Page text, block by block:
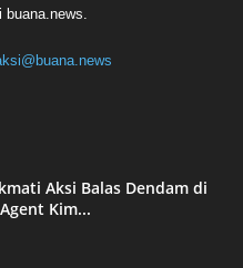
Aksi Balas Dendam di
Kim...